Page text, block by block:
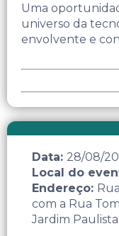
Uma
universo da
envolvente e
Data: 28/08/
Local do
Endereço:
com a Rua
Jardim